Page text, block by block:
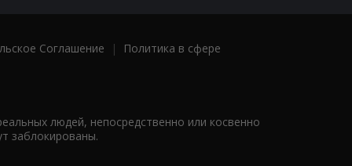
Соглашение |
Политика в сфере
людей, непосредственно или косвенно
заблокированы.